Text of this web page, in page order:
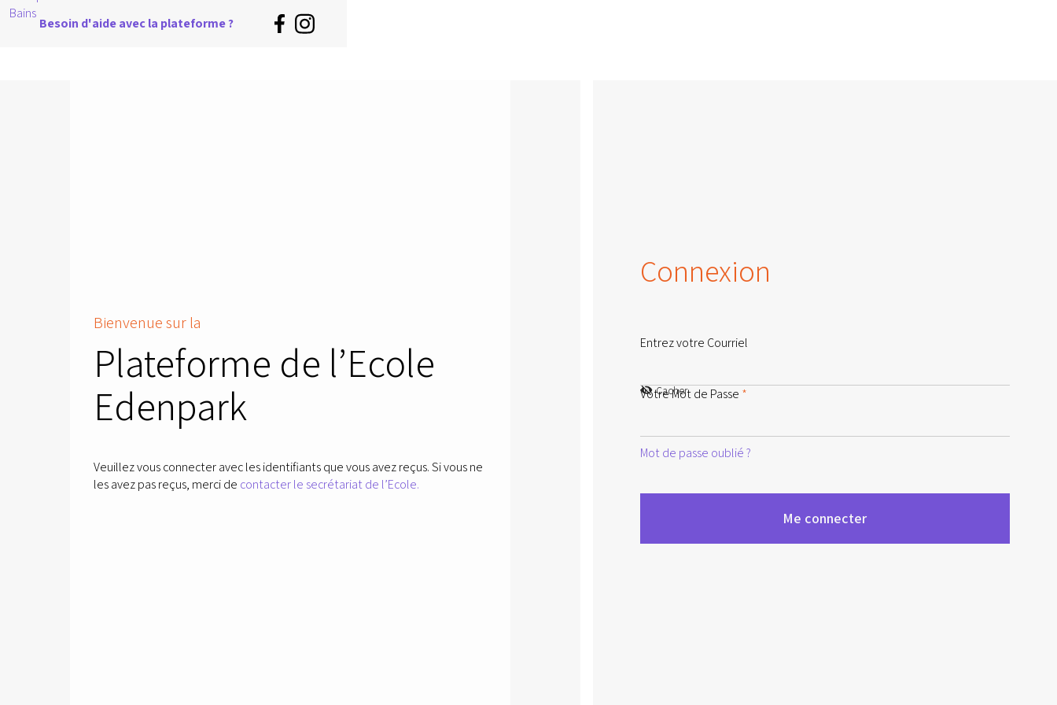
Besoin d'aide avec la plateforme ?
Bienvenue sur la
Plateforme de l’Ecole
Edenpark
Veuillez vous connecter avec les identifiants que vous avez reçus. Si vous ne
les avez pas reçus, merci de contacter le secrétariat de l’Ecole.
Connexion
Entrez votre Courriel
Votre Mot de Passe *
Cacher
Mot de passe oublié ?